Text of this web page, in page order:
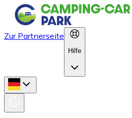
Zur Partnerseite
Hilfe